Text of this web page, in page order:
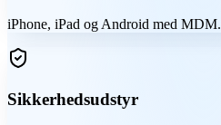
iPhone, iPad og Android med MDM.
Sikkerhedsudstyr